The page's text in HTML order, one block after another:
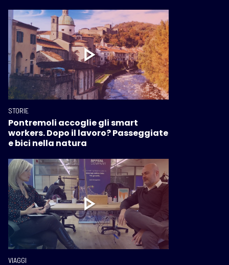
STORIE
Pontremoli accoglie gli smart
workers. Dopo il lavoro? Passeggiate
e bici nella natura
VIAGGI